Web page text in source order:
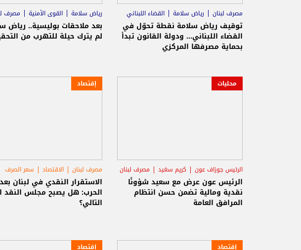
مصرف لبنان رياض سلامة القضاء اللبناني
توقيف رياض سلامة نقطة تحوّل في
القضاء اللبناني... ودولة القانون تبدأ
بحماية مصرفها المركزي
رياض سلامة القوى الأمنية مصرف
بعد ملاحقات بوليسية.. رياض
لم يترك حيلة للتهرب من
محليات
الرئيس جوزاف عون كريم سعَيد مصرف لبنان
الرئيس عون عرض مع سعيد شؤونًا
نقدية ومالية تضمن حسن انتظام
المرافق العامة
إقتصاد
مصرف لبنان الاقتصاد سعر الصرف
الاستقرار النقدي في لبنان بعد
الحرب: هل يصبح مجلس النقد
التالي؟
إقتصاد إقتصاد